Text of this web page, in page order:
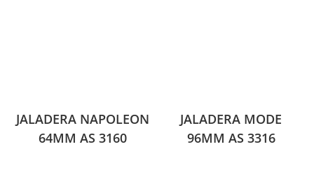
JALADERA NAPOLEON
64MM AS 3160
JALADERA MODE
96MM AS 3316